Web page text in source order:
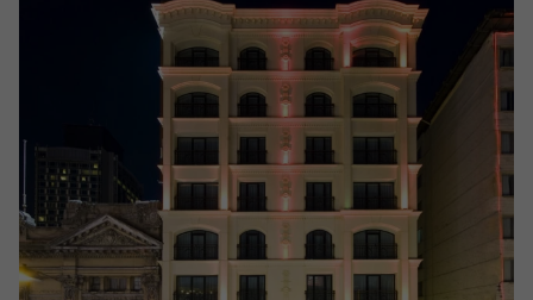
Escapadinhas
Promoções
Especialistas
Cheque Viagem